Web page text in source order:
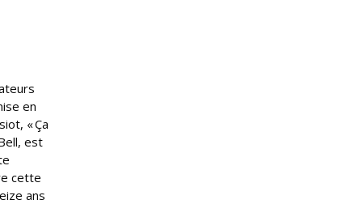
en
« Ça
est
cette
ans